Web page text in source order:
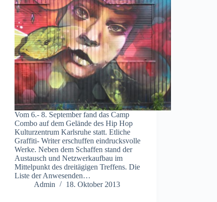
Vom 6.- 8. September fand das Camp
Combo auf dem Gelände des Hip Hop
Kulturzentrum Karlsruhe statt. Etliche
Graffiti- Writer erschuffen eindrucksvolle
Werke. Neben dem Schaffen stand der
Austausch und Netzwerkaufbau im
Mittelpunkt des dreitägigen Treffens. Die
Liste der Anwesenden…
Admin
18. Oktober 2013